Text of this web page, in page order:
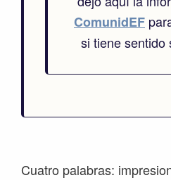
ComunidEF
si tiene sentido
Cuatro palabras: